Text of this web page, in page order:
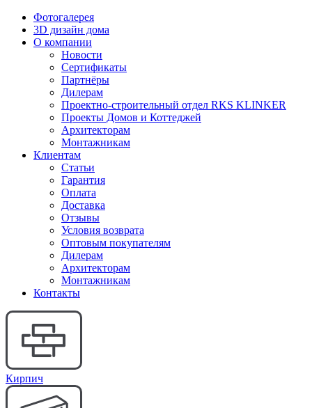
Фотогалерея
3D дизайн дома
О компании
Новости
Сертификаты
Партнёры
Дилерам
Проектно-строительный отдел RKS KLINKER
Проекты Домов и Коттеджей
Архитекторам
Монтажникам
Клиентам
Статьи
Гарантия
Оплата
Доставка
Отзывы
Условия возврата
Оптовым покупателям
Дилерам
Архитекторам
Монтажникам
Контакты
Кирпич